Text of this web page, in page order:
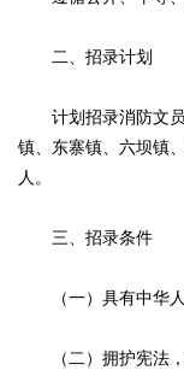
二、招录计划
计划招录消防文员
镇、东寨镇、六坝镇
人。
三、招录条件
（一）具有中华人
（二）拥护宪法，